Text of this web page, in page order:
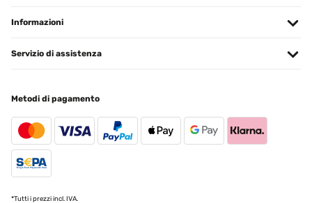
Informazioni
Servizio di assistenza
Metodi di pagamento
*Tutti i prezzi incl. IVA.